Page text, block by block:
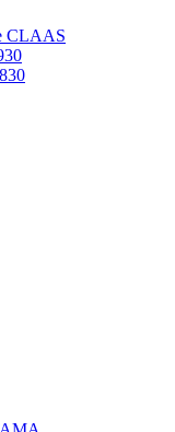
CLAAS